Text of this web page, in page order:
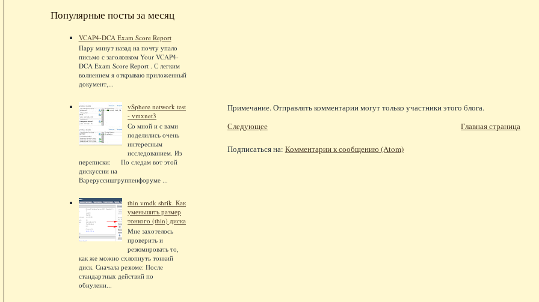
Популярные посты за месяц
VCAP4-DCA Exam Score Report
Пару минут назад на почту упало
письмо с заголовком Your VCAP4-
DCA Exam Score Report . С легким
волнением я открываю приложенный
документ,...
vSphere network test
- vmxnet3
Со мной и с вами
поделились очень
интересным
исследованием. Из
переписки: По следам вот этой
дискуссии на
Вареруссишгруппенфоруме ...
thin vmdk shrik. Как
уменьшить размер
тонкого (thin) диска
Мне захотелось
проверить и
резюмировать то,
как же можно схлопнуть тонкий
диск. Сначала резюме: После
стандартных действий по
обнулени...
Примечание. Отправлять комментарии могут только участники этого блога.
Следующее
Главная страница
Подписаться на: Комментарии к сообщению (Atom)